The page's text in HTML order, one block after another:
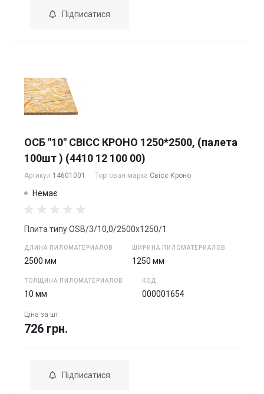
Підписатися
ОСБ "10" СВІСС КРОНО 1250*2500, (палета
100шт ) (4410 12 100 00)
Артикул 14601001 Торговая марка Свісс Кроно
Немає
Плита типу OSB/3/10,0/2500х1250/1
ДЛИНА ПИЛОМАТЕРИАЛОВ
2500 мм
ШИРИНА ПИЛОМАТЕРИАЛОВ
1250 мм
ТОЛЩИНА ПИЛОМАТЕРИАЛОВ
10 мм
КОД
000001654
Ціна за шт
726 грн.
Підписатися